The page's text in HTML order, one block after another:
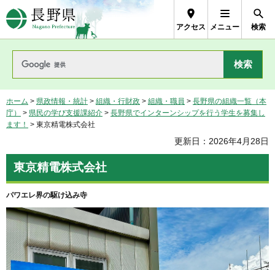
長野県Nagano Prefecture
アクセス メニュー 検索
ホーム > 県政情報・統計 > 組織・行財政 > 組織・職員 > 長野県の組織一覧（本
庁）
> 県民の学び支援課紹介 > 長野県でインターンシップを行う学生を募集し
ます！ > 東京精電株式会社
更新日：2026年4月28日
東京精電株式会社
パワエレ界の駆け込み寺